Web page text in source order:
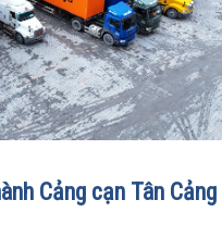
Cảng cạn Tân Cảng